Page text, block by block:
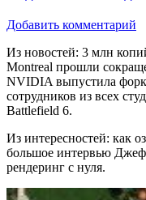
Добавить комментарий
Из новостей: 3 млн
Montreal прошли
NVIDIA выпустила
сотрудников из всех
Battlefield 6.
Из интересностей: как
большое интервью
рендеринг с нуля.